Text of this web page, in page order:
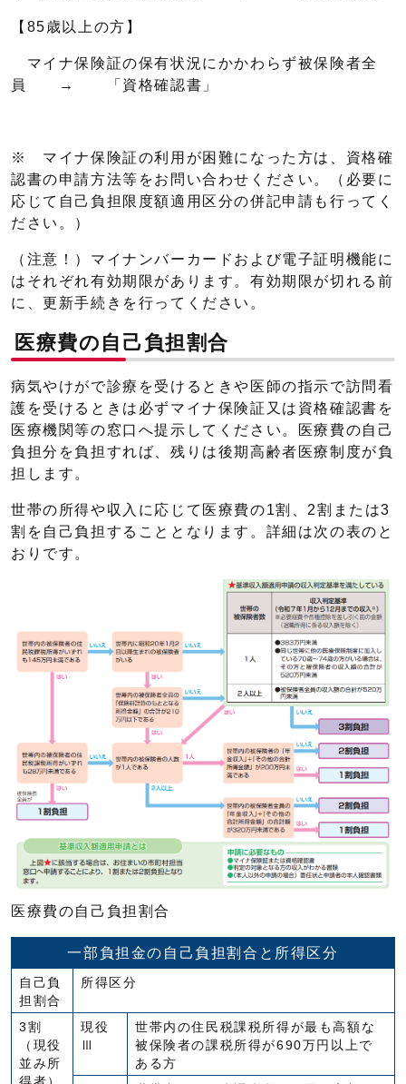
【85歳以上の方】
マイナ保険証の保有状況にかかわらず被保険者全
員 → 「資格確認書」
※ マイナ保険証の利用が困難になった方は、資格確
認書の申請方法等をお問い合わせください。（必要に
応じて自己負担限度額適用区分の併記申請も行ってく
ださい。）
（注意！）マイナンバーカードおよび電子証明機能に
はそれぞれ有効期限があります。有効期限が切れる前
に、更新手続きを行ってください。
医療費の自己負担割合
病気やけがで診療を受けるときや医師の指示で訪問看
護を受けるときは必ずマイナ保険証又は資格確認書を
医療機関等の窓口へ提示してください。医療費の自己
負担分を負担すれば、残りは後期高齢者医療制度が負
担します。
世帯の所得や収入に応じて医療費の1割、2割または3
割を自己負担することとなります。詳細は次の表のと
おりです。
医療費の自己負担割合
一部負担金の自己負担割合と所得区分
自己負
担割合
所得区分
3割
（現役
並み所
現役
世帯内の住民税課税所得が最も高額な
被保険者の課税所得が690万円以上で
ある方